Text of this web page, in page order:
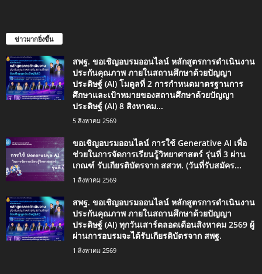
ข่าวมากยิ่งขึ้น
สพฐ. ขอเชิญอบรมออนไลน์ หลักสูตรการดำเนินงาน
ประกันคุณภาพ ภายในสถานศึกษาด้วยปัญญา
ประดิษฐ์ (AI) โมดูลที่ 2 การกำหนดมาตรฐานการ
ศึกษาและเป้าหมายของสถานศึกษาด้วยปัญญา
ประดิษฐ์ (AI) 8 สิงหาคม...
5 สิงหาคม 2569
ขอเชิญอบรมออนไลน์ การใช้ Generative AI เพื่อ
ช่วยในการจัดการเรียนรู้วิทยาศาสตร์ รุ่นที่ 3 ผ่าน
เกณฑ์ รับเกียรติบัตรจาก สสวท. (วันที่รับสมัคร...
1 สิงหาคม 2569
สพฐ. ขอเชิญอบรมออนไลน์ หลักสูตรการดำเนินงาน
ประกันคุณภาพ ภายในสถานศึกษาด้วยปัญญา
ประดิษฐ์ (AI) ทุกวันเสาร์ตลอดเดือนสิงหาคม 2569 ผู้
ผ่านการอบรมจะได้รับเกียรติบัตรจาก สพฐ.
1 สิงหาคม 2569